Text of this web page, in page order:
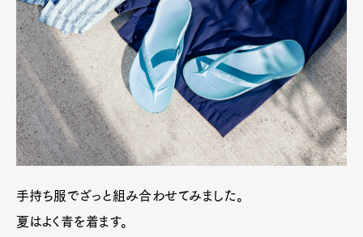
手持ち服でざっと組み合わせてみました。
夏はよく青を着ます。